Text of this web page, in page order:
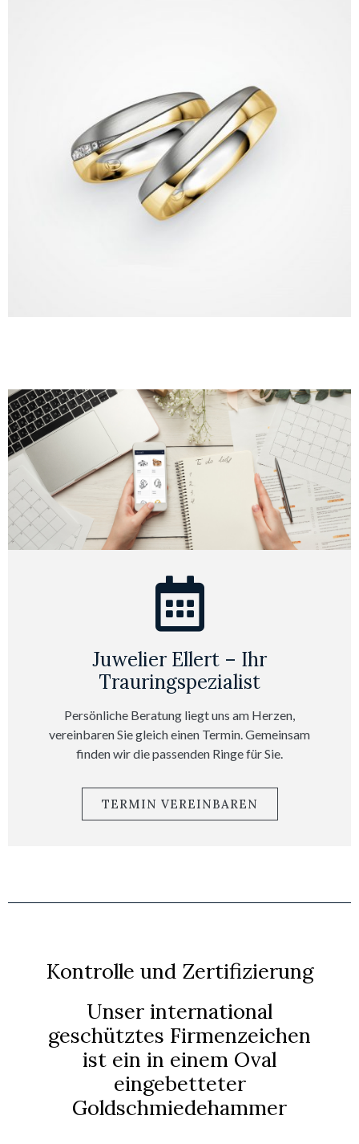
Juwelier Ellert – Ihr
Trauringspezialist
Persönliche Beratung liegt uns am Herzen,
vereinbaren Sie gleich einen Termin. Gemeinsam
finden wir die passenden Ringe für Sie.
TERMIN VEREINBAREN
Kontrolle und Zertifizierung
Unser international
geschütztes Firmenzeichen
ist ein in einem Oval
eingebetteter
Goldschmiedehammer